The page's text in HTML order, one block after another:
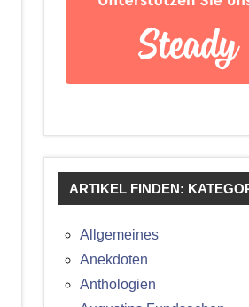
ARTIKEL FINDEN:
Allgemeines
Anekdoten
Anthologien